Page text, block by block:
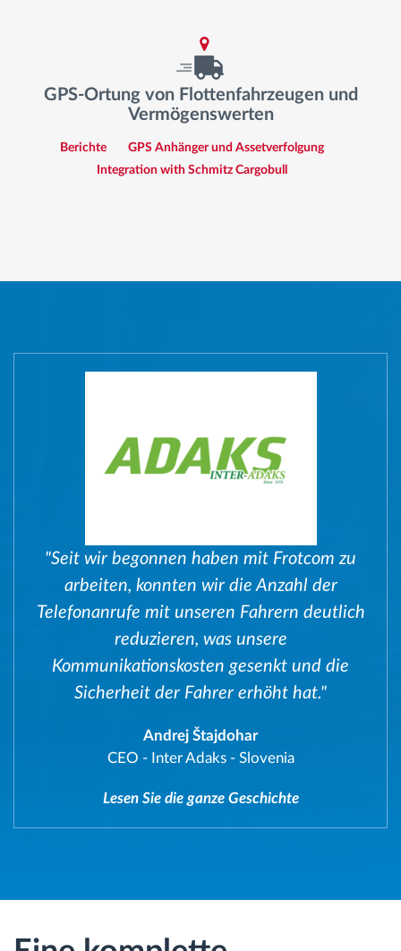
GPS-Ortung von Flottenfahrzeugen und
Vermögenswerten
Berichte
GPS Anhänger und Assetverfolgung
Integration with Schmitz Cargobull
"Seit wir begonnen haben mit Frotcom zu
arbeiten, konnten wir die Anzahl der
Telefonanrufe mit unseren Fahrern deutlich
reduzieren, was unsere
Kommunikationskosten gesenkt und die
Sicherheit der Fahrer erhöht hat."
Andrej Štajdohar
CEO - Inter Adaks - Slovenia
Lesen Sie die ganze Geschichte